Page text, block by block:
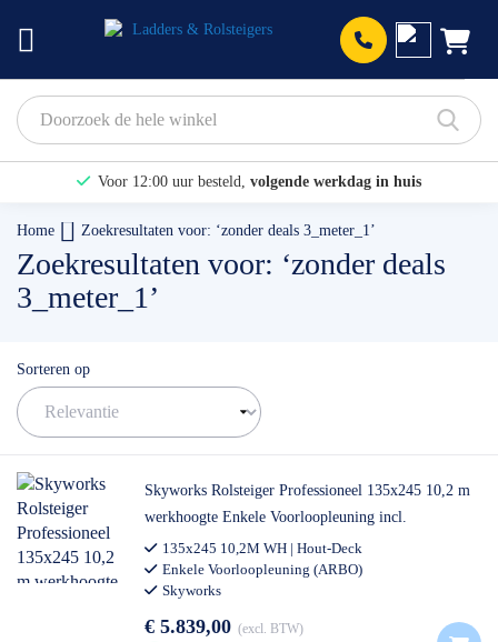
Voor 12:00 uur besteld, volgende werkdag in huis
Bekijk hier onze Actiepagina
Binnen 1 dag een gratis offerte
Home Zoekresultaten voor: ‘zonder deals 3_meter_1’
Zoekresultaten voor: ‘zonder deals
3_meter_1’
Sorteren op
Skyworks Rolsteiger Professioneel 135x245 10,2 m
werkhoogte Enkele Voorloopleuning incl.
Steigeraanhanger Gesloten
135x245 10,2M WH | Hout-Deck
Enkele Voorloopleuning (ARBO)
Skyworks
€ 5.839,00 excl. BTW